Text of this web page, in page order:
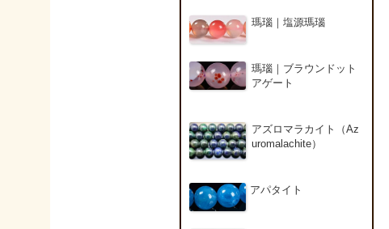
瑪瑙｜塩源瑪瑙
瑪瑙｜ブラウンドット
アゲート
アズロマラカイト（Az
uromalachite）
アパタイト